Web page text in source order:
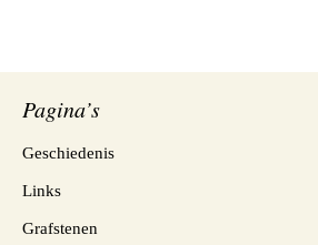
Pagina’s
Geschiedenis
Links
Grafstenen